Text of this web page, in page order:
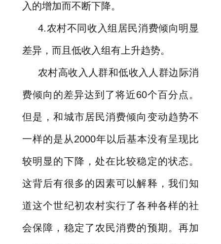
入的增加而不断下降。
4.农村不同收入组居民消费倾向明显
差异，而且低收入组有上升趋势。
农村高收入人群和低收入人群边际消
费倾向的差异达到了将近60个百分点。
但是，和城市居民消费倾向变动趋势不
一样的是从2000年以后基本没有呈现比
较明显的下降，处在比较稳定的状态。
这背后有很多的因素可以解释，我们知
道这个世纪初农村实行了各种各样的社
会保障，稳定了农民消费的预期。再加